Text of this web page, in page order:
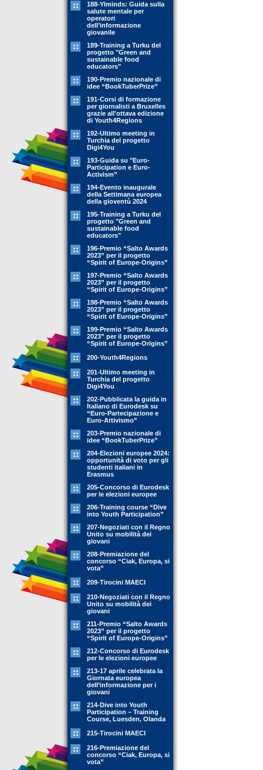
188-YIminds: Guida sulla
salute mentale per
operatori
dell’informazione
giovanile
189-Training a Turku del
progetto "Green and
sustainable food
educators"
190-Premio nazionale di
idee “BookTuberPrize”
191-Corsi di formazione
per giornalisti a Bruxelles
grazie all'ottava edizione
di Youth4Regions
192-Ultimo meeting in
Turchia del progetto
Digi4You
193-Guida su "Euro-
Participation e Euro-
Activism”
194-Evento inaugurale
della Settimana europea
della gioventù 2024
195-Training a Turku del
progetto "Green and
sustainable food
educators"
196-Premio “Salto Awards
2023” per il progetto
“Spirit of Europe-Origins”
197-Premio “Salto Awards
2023” per il progetto
“Spirit of Europe-Origins”
198-Premio “Salto Awards
2023” per il progetto
“Spirit of Europe-Origins”
199-Premio “Salto Awards
2023” per il progetto
“Spirit of Europe-Origins”
200-Youth4Regions
201-Ultimo meeting in
Turchia del progetto
Digi4You
202-Pubblicata la guida in
Italiano di Eurodesk su
“Euro-Partecipazione e
Euro-Attivismo”
203-Premio nazionale di
idee “BookTuberPrize”
204-Elezioni europee 2024:
opportunità di voto per gli
studenti italiani in
Erasmus
205-Concorso di Eurodesk
per le elezioni europee
206-Training course “Dive
into Youth Participation”
207-Negoziati con il Regno
Unito su mobilità dei
giovani
208-Premiazione del
concorso “Ciak, Europa, si
vota”
209-Tirocini MAECI
210-Negoziati con il Regno
Unito su mobilità dei
giovani
211-Premio “Salto Awards
2023” per il progetto
“Spirit of Europe-Origins”
212-Concorso di Eurodesk
per le elezioni europee
213-17 aprile celebrata la
Giornata europea
dell’informazione per i
giovani
214-Dive into Youth
Participation – Training
Course, Luesden, Olanda
215-Tirocini MAECI
216-Premiazione del
concorso “Ciak, Europa, si
vota”